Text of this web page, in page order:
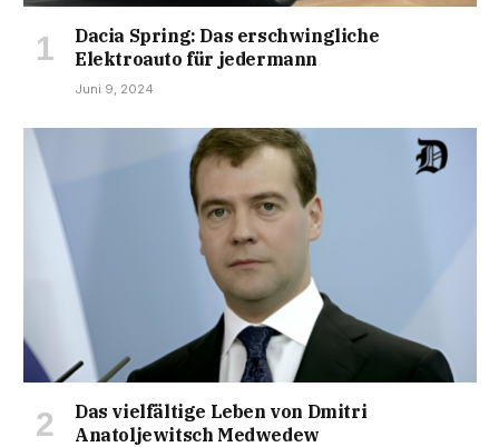
Dacia Spring: Das erschwingliche
Elektroauto für jedermann
Juni 9, 2024
Das vielfältige Leben von Dmitri
Anatoljewitsch Medwedew